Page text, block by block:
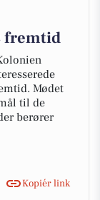
fremtid
Mødet
til de
berører
Kopiér link